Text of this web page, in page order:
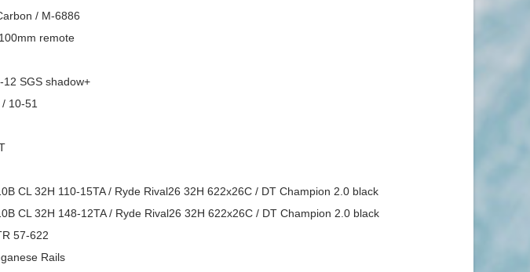
/ M-6886
remote
SGS shadow+
10-51
CL 32H 110-15TA / Ryde Rival26 32H 622x26C / DT Champion 2.0 black
CL 32H 148-12TA / Ryde Rival26 32H 622x26C / DT Champion 2.0 black
57-622
Rails